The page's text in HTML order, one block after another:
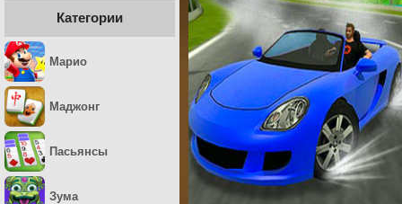
Категории
Марио
Маджонг
Пасьянсы
Зума